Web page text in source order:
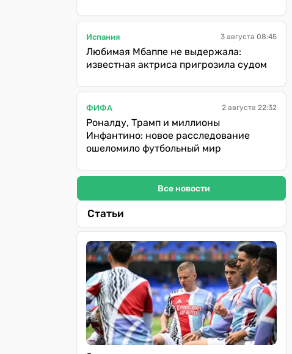
Испания 3 августа 08:45
Любимая Мбаппе не выдержала:
известная актриса пригрозила судом
ФИФА 2 августа 22:32
Роналду, Трамп и миллионы
Инфантино: новое расследование
ошеломило футбольный мир
Все новости
Статьи